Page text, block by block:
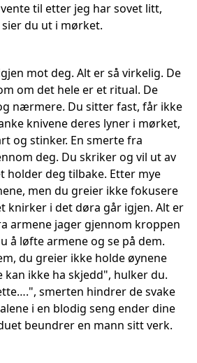
til etter jeg har sovet litt,
du ut i mørket.
mot deg. Alt er så virkelig. De
om det hele er et ritual. De
nærmere. Du sitter fast, får ikke
knivene deres lyner i mørket,
og stinker. En smerte fra
deg. Du skriker og vil ut av
holder deg tilbake. Etter mye
men du greier ikke fokusere
knirker i det døra går igjen. Alt er
armene jager gjennom kroppen
å løfte armene og se på dem.
du greier ikke holde øynene
kan ikke ha skjedd", hulker du.
smerten hindrer de svake
i en blodig seng ender dine
beundrer en mann sitt verk.